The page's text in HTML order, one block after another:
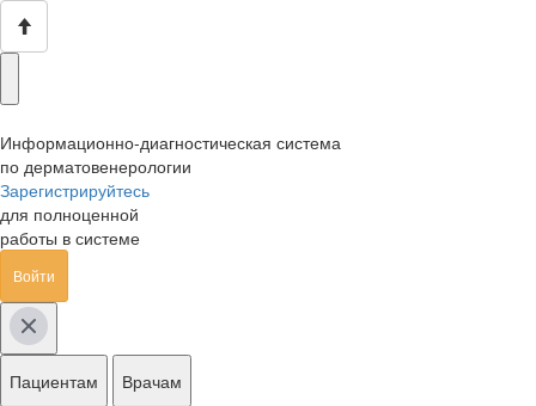
Информационно-диагностическая система
по дерматовенерологии
Зарегистрируйтесь
для полноценной
работы в системе
Войти
Пациентам
Врачам